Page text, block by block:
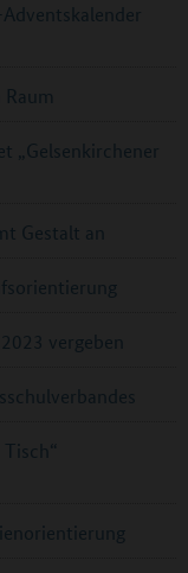
„Gelsenkirchener
Gestalt an
vergeben